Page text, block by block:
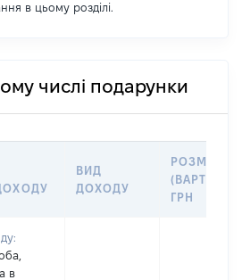
в цьому розділі.
числі подарунки
ВИД
ДОХОДУ
РОЗМІР
ГРН
в